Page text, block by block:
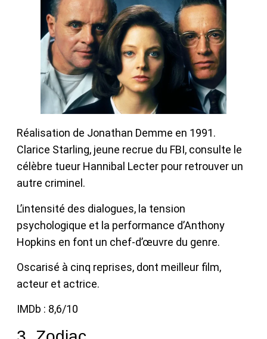
Réalisation de Jonathan Demme en 1991.
Clarice Starling, jeune recrue du FBI, consulte le
célèbre tueur Hannibal Lecter pour retrouver un
autre criminel.
L’intensité des dialogues, la tension
psychologique et la performance d’Anthony
Hopkins en font un chef-d’œuvre du genre.
Oscarisé à cinq reprises, dont meilleur film,
acteur et actrice.
IMDb : 8,6/10